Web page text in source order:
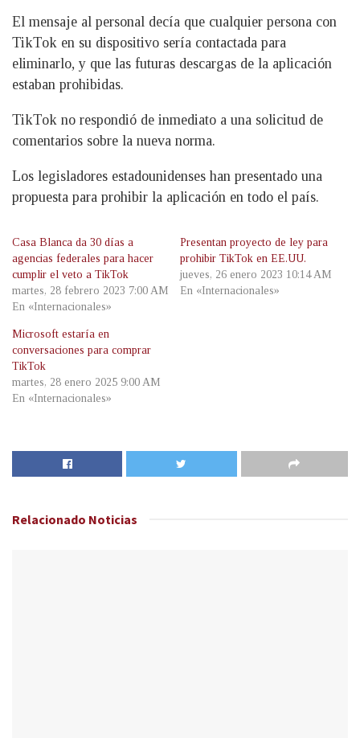
El mensaje al personal decía que cualquier persona con
TikTok en su dispositivo sería contactada para
eliminarlo, y que las futuras descargas de la aplicación
estaban prohibidas.
TikTok no respondió de inmediato a una solicitud de
comentarios sobre la nueva norma.
Los legisladores estadounidenses han presentado una
propuesta para prohibir la aplicación en todo el país.
Casa Blanca da 30 días a
agencias federales para hacer
cumplir el veto a TikTok
martes, 28 febrero 2023 7:00 AM
En «Internacionales»
Presentan proyecto de ley para
prohibir TikTok en EE.UU.
jueves, 26 enero 2023 10:14 AM
En «Internacionales»
Microsoft estaría en
conversaciones para comprar
TikTok
martes, 28 enero 2025 9:00 AM
En «Internacionales»
Relacionado Noticias